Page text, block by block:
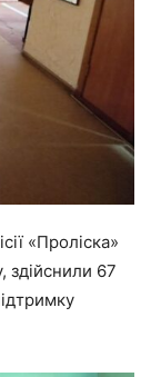
«Проліска»
здійснили 67